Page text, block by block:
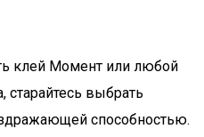
клей Момент или любой
старайтесь выбрать
способностью.